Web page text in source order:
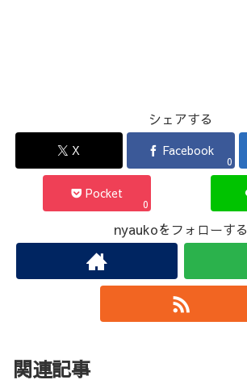
シェアする
X Facebook
0
Pocket
0
nyaukoをフォローする
関連記事